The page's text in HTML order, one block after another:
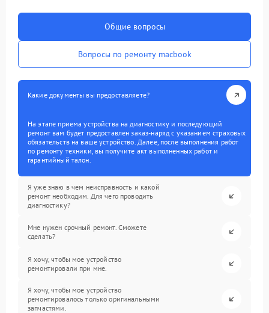
Общие вопросы
Вопросы по ремонту macbook
Какие документы вы предоставляете?
На этапе приема устройства на диагностику и последующий
ремонт вам будет предоставлен заказ-наряд с указанием страховых
обязательств на ваше устройство. Далее, после выполнения работ
по ремонту техники, вы получите акт выполненных работ и
гарантийный талон.
Я уже знаю в чем неисправность и какой
ремонт необходим. Для чего проводить
диагностику?
Мне нужен срочный ремонт. Сможете
сделать?
Я хочу, чтобы мое устройство
ремонтировали при мне.
Я хочу, чтобы мое устройство
ремонтировалось только оригинальными
запчастями.